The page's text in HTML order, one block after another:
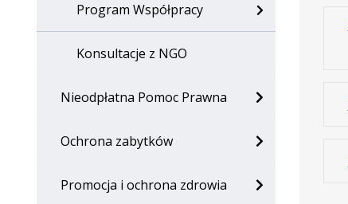
Program Współpracy
Konsultacje z NGO
Nieodpłatna Pomoc Prawna
Ochrona zabytków
Promocja i ochrona zdrowia